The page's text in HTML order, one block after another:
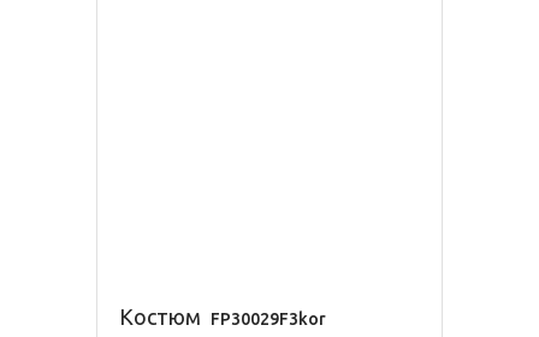
Костюм FP30029F3kor